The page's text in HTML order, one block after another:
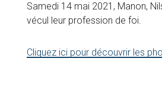
Samedi 14 mai 2021, Manon,
vécul leur profession de foi.
Cliquez ici pour découvrir les